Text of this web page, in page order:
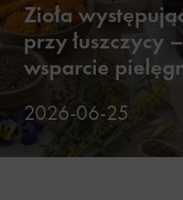
Zioła
przy łuszczycy
wsparcie
2026-06-25